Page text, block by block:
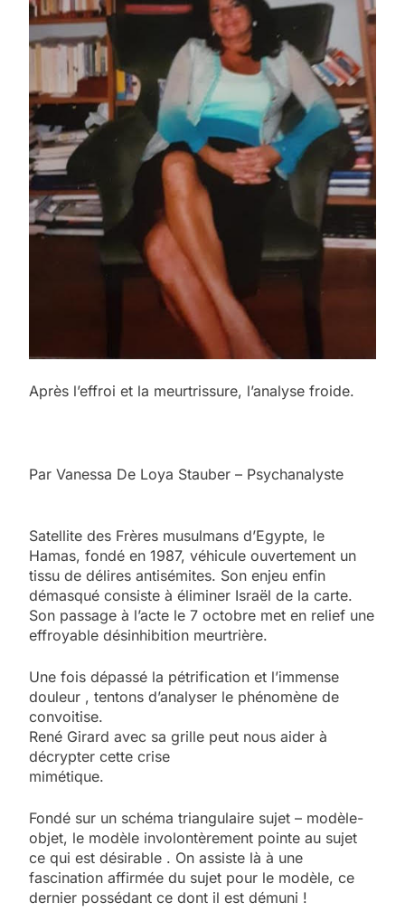
Après l’effroi et la meurtrissure, l’analyse froide.
Par Vanessa De Loya Stauber – Psychanalyste
Satellite des Frères musulmans d’Egypte, le
Hamas, fondé en 1987, véhicule ouvertement un
tissu de délires antisémites. Son enjeu enfin
démasqué consiste à éliminer Israël de la carte.
Son passage à l’acte le 7 octobre met en relief une
effroyable désinhibition meurtrière.
Une fois dépassé la pétrification et l’immense
douleur , tentons d’analyser le phénomène de
convoitise.
René Girard avec sa grille peut nous aider à
décrypter cette crise
mimétique.
Fondé sur un schéma triangulaire sujet – modèle-
objet, le modèle involontèrement pointe au sujet
ce qui est désirable . On assiste là à une
fascination affirmée du sujet pour le modèle, ce
dernier possédant ce dont il est démuni !